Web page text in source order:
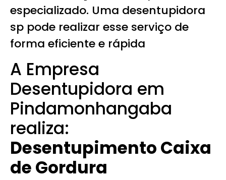
especializado. Uma desentupidora
sp pode realizar esse serviço de
forma eficiente e rápida
A Empresa
Desentupidora em
Pindamonhangaba
realiza:
Desentupimento Caixa
de Gordura